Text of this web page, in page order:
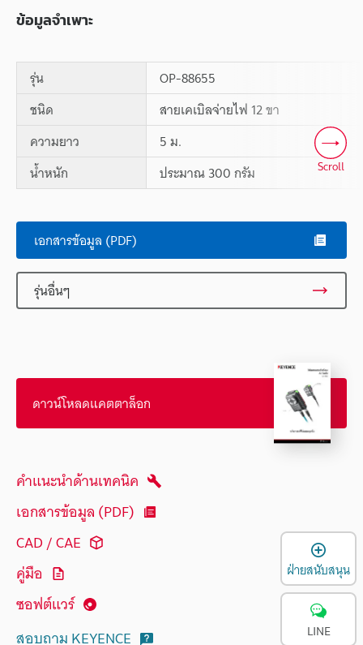
ข้อมูลจำเพาะ
รุ่น
OP-88655
ชนิด
สายเคเบิลจ่ายไฟ 12 ขา
ความยาว
5 ม.
น้ำหนัก
ประมาณ 300 กรัม Scroll
เอกสารข้อมูล (PDF)
รุ่นอื่นๆ
ดาวน์โหลดแคตตาล็อก
คำแนะนำด้านเทคนิค
เอกสารข้อมูล (PDF)
CAD / CAE
คู่มือ
ซอฟต์แวร์
สอบถาม KEYENCE
ฝ่ายสนับสนุน
LINE